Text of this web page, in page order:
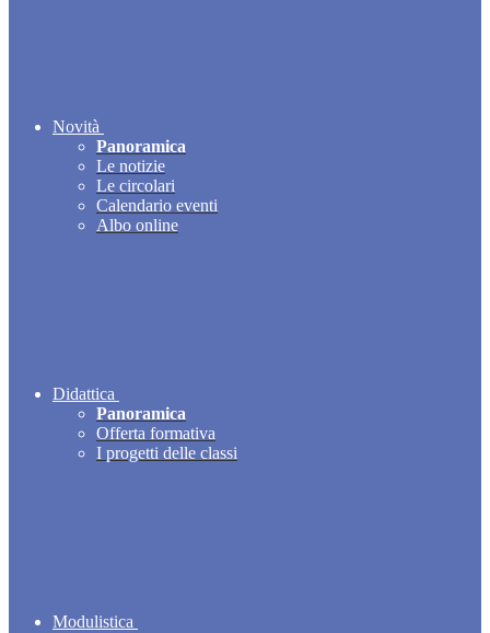
Novità
Panoramica
Le notizie
Le circolari
Calendario eventi
Albo online
Didattica
Panoramica
Offerta formativa
I progetti delle classi
Modulistica